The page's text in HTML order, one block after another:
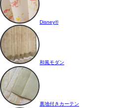
Disney®
和風モダン
裏地付きカーテン